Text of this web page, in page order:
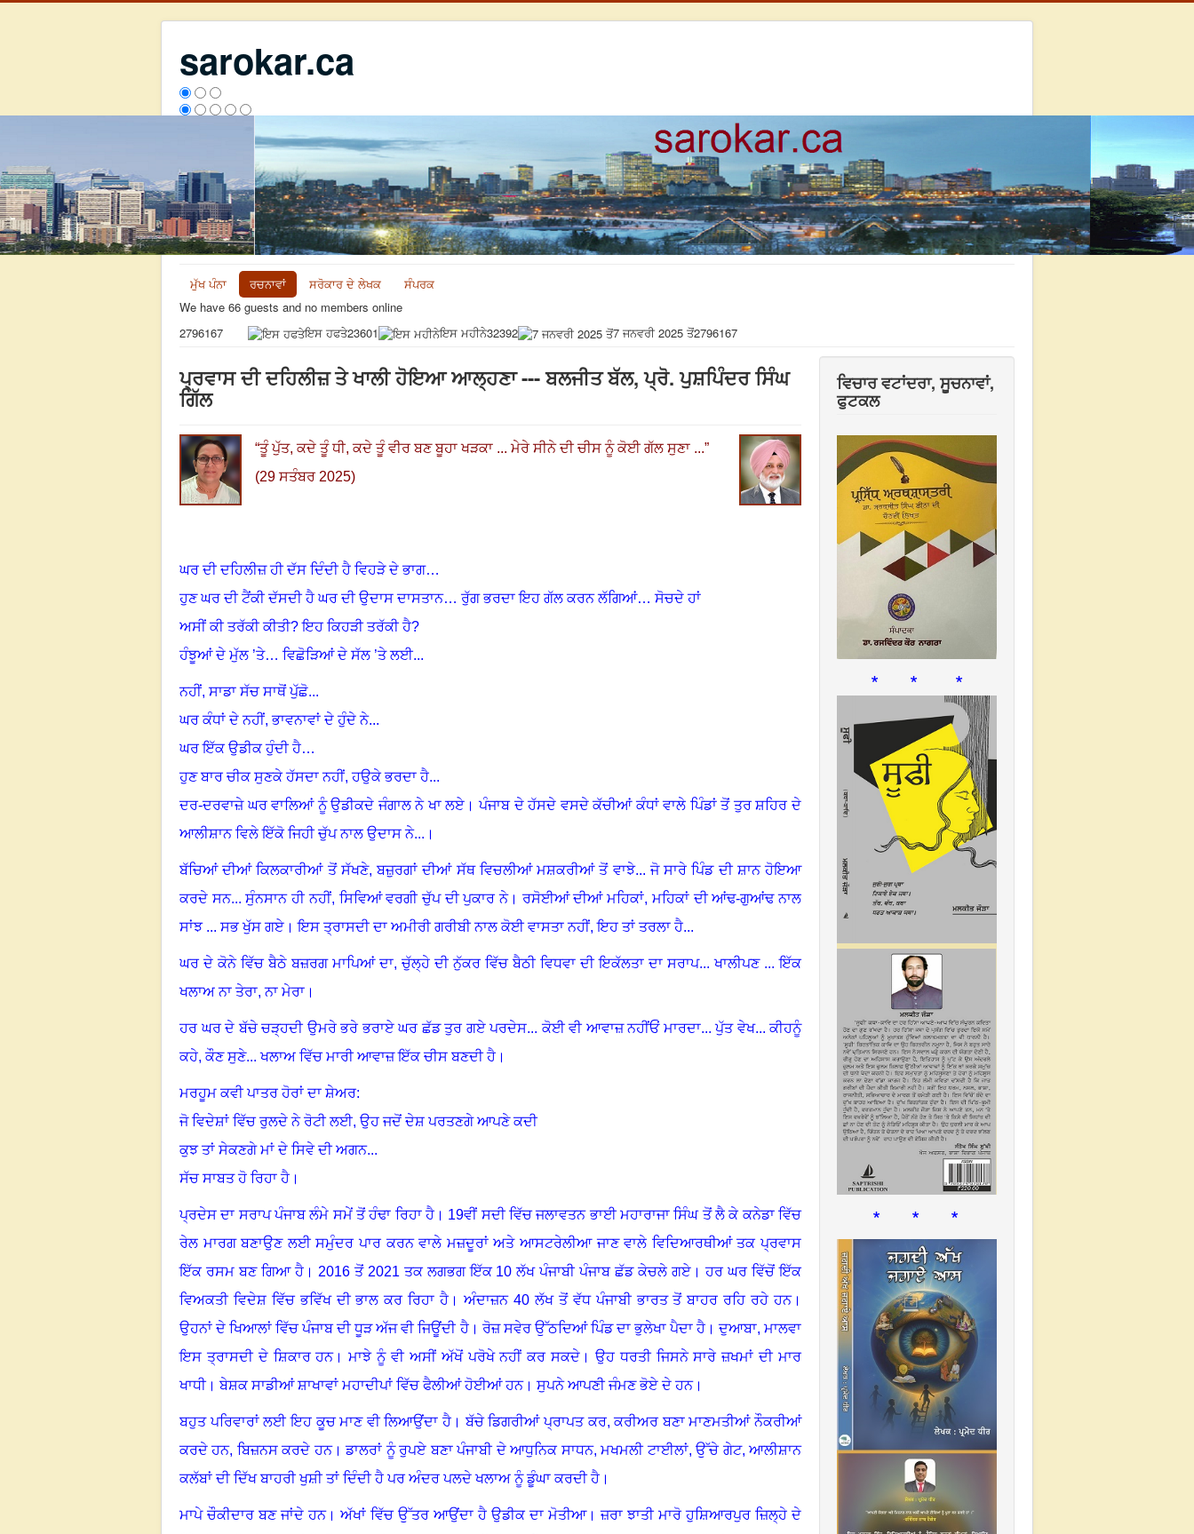
sarokar.ca
ਮੁੱਖ ਪੰਨਾ ਰਚਨਾਵਾਂ ਸਰੋਕਾਰ ਦੇ ਲੇਖਕ
ਸੰਪਰਕ
We have 66 guests and no members online
2796167
ਇਸ ਹਫਤੇ23601 ਇਸ ਮਹੀਨੇ32392 7 ਜਨਵਰੀ 2025 ਤੋਂ2796167
ਪ੍ਰਵਾਸ ਦੀ ਦਹਿਲੀਜ਼ ਤੇ ਖਾਲੀ ਹੋਇਆ ਆਲ੍ਹਣਾ --- ਬਲਜੀਤ ਬੱਲ, ਪ੍ਰੋ. ਪੁਸ਼ਪਿੰਦਰ ਸਿੰਘ
ਗਿੱਲ
“ਤੂੰ ਪੁੱਤ, ਕਦੇ ਤੂੰ ਧੀ,ਕਦੇ ਤੂੰ ਵੀਰ ਬਣ ਬੂਹਾ ਖੜਕਾ ... ਮੇਰੇ ਸੀਨੇ ਦੀ ਚੀਸ ਨੂੰ ਕੋਈ ਗੱਲ ਸੁਣਾ ...”
(29 ਸਤੰਬਰ 2025)
ਘਰ ਦੀ ਦਹਿਲੀਜ਼ ਹੀ ਦੱਸ ਦਿੰਦੀ ਹੈ ਵਿਹੜੇ ਦੇ ਭਾਗ…
ਹੁਣ ਘਰ ਦੀ ਟੈਂਕੀ ਦੱਸਦੀ ਹੈ ਘਰ ਦੀ ਉਦਾਸ ਦਾਸਤਾਨ… ਰੁੱਗ ਭਰਦਾ ਇਹ ਗੱਲ ਕਰਨ ਲੱਗਿਆਂ… ਸੋਚਦੇ ਹਾਂ
ਅਸੀਂ ਕੀ ਤਰੱਕੀ ਕੀਤੀ?ਇਹ ਕਿਹੜੀ ਤਰੱਕੀ ਹੈ?
ਹੰਝੂਆਂ ਦੇ ਮੁੱਲ ’ਤੇ… ਵਿਛੋੜਿਆਂ ਦੇ ਸੱਲ ’ਤੇ ਲਈ...
ਨਹੀਂ, ਸਾਡਾ ਸੱਚ ਸਾਥੋਂ ਪੁੱਛੋ...
ਘਰ ਕੰਧਾਂ ਦੇ ਨਹੀਂ, ਭਾਵਨਾਵਾਂ ਦੇ ਹੁੰਦੇ ਨੇ...
ਘਰ ਇੱਕ ਉਡੀਕ ਹੁੰਦੀ ਹੈ…
ਹੁਣ ਬਾਰ ਚੀਕ ਸੁਣਕੇ ਹੱਸਦਾ ਨਹੀਂ, ਹਉਕੇ ਭਰਦਾ ਹੈ...
ਦਰ-ਦਰਵਾਜ਼ੇ ਘਰ ਵਾਲਿਆਂ ਨੂੰ ਉਡੀਕਦੇ ਜੰਗਾਲ ਨੇ ਖਾ ਲਏ ।ਪੰਜਾਬ ਦੇ ਹੱਸਦੇ ਵਸਦੇ ਕੱਚੀਆਂ ਕੰਧਾਂ ਵਾਲੇ ਪਿੰਡਾਂ ਤੋਂ ਤੁਰ ਸ਼ਹਿਰ ਦੇ
ਆਲੀਸ਼ਾਨ ਵਿਲੇ ਇੱਕੋ ਜਿਹੀ ਚੁੱਪ ਨਾਲ ਉਦਾਸ ਨੇ... ।
ਬੱਚਿਆਂ ਦੀਆਂ ਕਿਲਕਾਰੀਆਂ ਤੋਂ ਸੱਖਣੇ,ਬਜ਼ੁਰਗਾਂ ਦੀਆਂ ਸੱਥ ਵਿਚਲੀਆਂ ਮਸ਼ਕਰੀਆਂ ਤੋਂ ਵਾਝੇ... ਜੋ ਸਾਰੇ ਪਿੰਡ ਦੀ ਸ਼ਾਨ ਹੋਇਆ
ਕਰਦੇ ਸਨ... ਸੁੰਨਸਾਨ ਹੀ ਨਹੀਂ, ਸਿਵਿਆਂ ਵਰਗੀ ਚੁੱਪ ਦੀ ਪੁਕਾਰ ਨੇ। ਰਸੋਈਆਂ ਦੀਆਂ ਮਹਿਕਾਂ, ਮਹਿਕਾਂ ਦੀ ਆਂਢ-ਗੁਆਂਢ ਨਾਲ
ਸਾਂਝ ... ਸਭ ਖੁੱਸ ਗਏ ।ਇਸ ਤ੍ਰਾਸਦੀ ਦਾ ਅਮੀਰੀ ਗਰੀਬੀ ਨਾਲ ਕੋਈ ਵਾਸਤਾ ਨਹੀਂ,ਇਹ ਤਾਂ ਤਰਲਾ ਹੈ...
ਘਰ ਦੇ ਕੋਨੇ ਵਿੱਚ ਬੈਠੇ ਬਜ਼ਰਗ ਮਾਪਿਆਂ ਦਾ, ਚੁੱਲ੍ਹੇ ਦੀ ਨੁੱਕਰ ਵਿੱਚ ਬੈਠੀ ਵਿਧਵਾ ਦੀ ਇਕੱਲਤਾ ਦਾ ਸਰਾਪ...ਖਾਲੀਪਣ ... ਇੱਕ
ਖਲਾਅ ਨਾ ਤੇਰਾ,ਨਾ ਮੇਰਾ ।
ਹਰ ਘਰ ਦੇ ਬੱਚੇ ਚੜ੍ਹਦੀ ਉਮਰੇ ਭਰੇ ਭਰਾਏ ਘਰ ਛੱਡ ਤੁਰ ਗਏ ਪਰਦੇਸ... ਕੋਈ ਵੀ ਆਵਾਜ਼ ਨਹੀਂਓਂ ਮਾਰਦਾ... ਪੁੱਤ ਵੇਖ... ਕੀਹਨੂੰ
ਕਹੇ,ਕੌਣ ਸੁਣੇ... ਖਲਾਅ ਵਿੱਚ ਮਾਰੀ ਆਵਾਜ਼ ਇੱਕ ਚੀਸ ਬਣਦੀ ਹੈ ।
ਮਰਹੂਮ ਕਵੀ ਪਾਤਰ ਹੋਰਾਂ ਦਾ ਸ਼ੇਅਰ:
ਜੋ ਵਿਦੇਸ਼ਾਂ ਵਿੱਚ ਰੁਲਦੇ ਨੇ ਰੋਟੀ ਲਈ, ਉਹ ਜਦੋਂ ਦੇਸ਼ ਪਰਤਣਗੇ ਆਪਣੇ ਕਦੀ
ਕੁਝ ਤਾਂ ਸੇਕਣਗੇ ਮਾਂ ਦੇ ਸਿਵੇ ਦੀ ਅਗਨ...
ਸੱਚ ਸਾਬਤ ਹੋ ਰਿਹਾ ਹੈ ।
ਪ੍ਰਦੇਸ ਦਾ ਸਰਾਪ ਪੰਜਾਬ ਲੰਮੇ ਸਮੇਂ ਤੋਂ ਹੰਢਾ ਰਿਹਾ ਹੈ । 19ਵੀਂ ਸਦੀ ਵਿੱਚ ਜਲਾਵਤਨ ਭਾਈ ਮਹਾਰਾਜਾ ਸਿੰਘ ਤੋਂ ਲੈ ਕੇ ਕਨੇਡਾ ਵਿੱਚ
ਰੇਲ ਮਾਰਗ ਬਣਾਉਣ ਲਈ ਸਮੁੰਦਰ ਪਾਰ ਕਰਨ ਵਾਲੇ ਮਜ਼ਦੂਰਾਂ ਅਤੇ ਆਸਟਰੇਲੀਆ ਜਾਣ ਵਾਲੇ ਵਿਦਿਆਰਥੀਆਂ ਤਕ ਪ੍ਰਵਾਸ
ਇੱਕ ਰਸਮ ਬਣ ਗਿਆ ਹੈ। 2016 ਤੋਂ2021 ਤਕ ਲਗਭਗ ਇੱਕ 10 ਲੱਖ ਪੰਜਾਬੀ ਪੰਜਾਬ ਛੱਡ ਕੇਚਲੇ ਗਏ ।ਹਰ ਘਰ ਵਿੱਚੋਂ ਇੱਕ
ਵਿਅਕਤੀ ਵਿਦੇਸ਼ ਵਿੱਚ ਭਵਿੱਖ ਦੀ ਭਾਲ ਕਰ ਰਿਹਾ ਹੈ ।ਅੰਦਾਜ਼ਨ40 ਲੱਖ ਤੋਂ ਵੱਧ ਪੰਜਾਬੀ ਭਾਰਤ ਤੋਂ ਬਾਹਰ ਰਹਿ ਰਹੇ ਹਨ।
ਉਹਨਾਂ ਦੇ ਖਿਆਲਾਂ ਵਿੱਚ ਪੰਜਾਬ ਦੀ ਧੂੜ ਅੱਜ ਵੀ ਜਿਊਂਦੀ ਹੈ। ਰੋਜ਼ ਸਵੇਰ ਉੱਠਦਿਆਂ ਪਿੰਡ ਦਾ ਭੁਲੇਖਾ ਪੈਦਾ ਹੈ।ਦੁਆਬਾ,ਮਾਲਵਾ
ਇਸ ਤ੍ਰਾਸਦੀ ਦੇ ਸ਼ਿਕਾਰ ਹਨ। ਮਾਝੇ ਨੂੰ ਵੀ ਅਸੀਂ ਅੱਖੋਂ ਪਰੋਖੇ ਨਹੀਂ ਕਰ ਸਕਦੇ । ਉਹ ਧਰਤੀ ਜਿਸਨੇ ਸਾਰੇ ਜ਼ਖਮਾਂ ਦੀ ਮਾਰ
ਖਾਧੀ।ਬੇਸ਼ਕ ਸਾਡੀਆਂ ਸ਼ਾਖਾਵਾਂ ਮਹਾਦੀਪਾਂ ਵਿੱਚ ਫੈਲੀਆਂ ਹੋਈਆਂ ਹਨ। ਸੁਪਨੇ ਆਪਣੀ ਜੰਮਣ ਭੋਏ ਦੇ ਹਨ।
ਬਹੁਤ ਪਰਿਵਾਰਾਂ ਲਈ ਇਹ ਕੂਚ ਮਾਣ ਵੀ ਲਿਆਉਂਦਾ ਹੈ । ਬੱਚੇ ਡਿਗਰੀਆਂ ਪ੍ਰਾਪਤ ਕਰ,ਕਰੀਅਰ ਬਣਾ ਮਾਣਮਤੀਆਂ ਨੌਕਰੀਆਂ
ਕਰਦੇ ਹਨ, ਬਿਜ਼ਨਸ ਕਰਦੇ ਹਨ।ਡਾਲਰਾਂ ਨੂੰ ਰੁਪਏ ਬਣਾ ਪੰਜਾਬੀ ਦੇ ਆਧੁਨਿਕ ਸਾਧਨ,ਮਖਮਲੀ ਟਾਈਲਾਂ,ਉੱਚੇ ਗੇਟ, ਆਲੀਸ਼ਾਨ
ਕਲੱਬਾਂ ਦੀ ਦਿੱਖ ਬਾਹਰੀ ਖੁਸ਼ੀ ਤਾਂ ਦਿੰਦੀ ਹੈ ਪਰ ਅੰਦਰ ਪਲਦੇ ਖਲਾਅ ਨੂੰ ਡੂੰਘਾ ਕਰਦੀ ਹੈ ।
ਮਾਪੇ ਚੌਕੀਦਾਰ ਬਣ ਜਾਂਦੇ ਹਨ। ਅੱਖਾਂ ਵਿੱਚ ਉੱਤਰ ਆਉਂਦਾ ਹੈ ਉਡੀਕ ਦਾ ਮੋਤੀਆ।ਜ਼ਰਾ ਝਾਤੀ ਮਾਰੋ ਹੁਸ਼ਿਆਰਪੁਰ ਜ਼ਿਲ੍ਹੇ ਦੇ
ਵਿਚਾਰ ਵਟਾਂਦਰਾ, ਸੂਚਨਾਵਾਂ,
ਫੁਟਕਲ
* * *
* * *